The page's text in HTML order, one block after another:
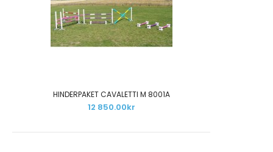
HINDERPAKET CAVALETTI M 8001A
12 850.00kr